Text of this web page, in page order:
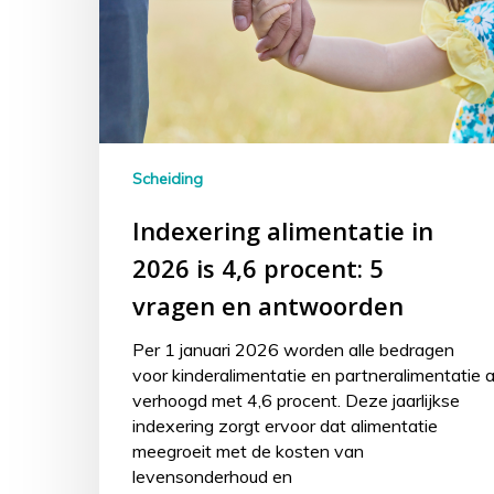
Scheiding
Indexering alimentatie in
2026 is 4,6 procent: 5
vragen en antwoorden
Per 1 januari 2026 worden alle bedragen
voor kinderalimentatie en partneralimentatie
verhoogd met 4,6 procent. Deze jaarlijkse
indexering zorgt ervoor dat alimentatie
meegroeit met de kosten van
levensonderhoud en